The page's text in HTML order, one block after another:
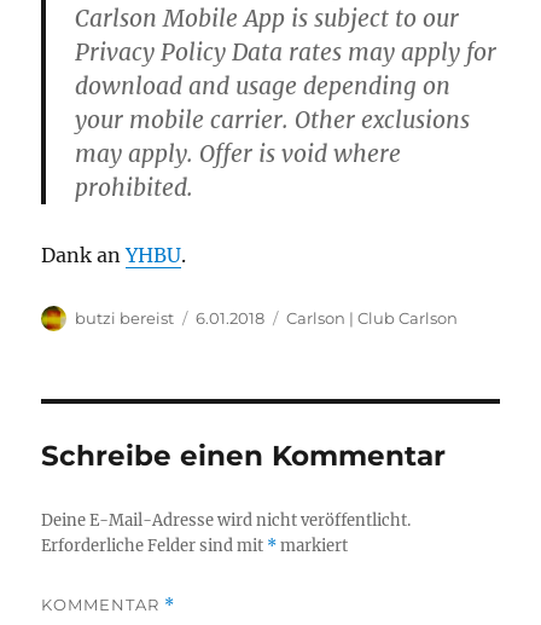
Carlson Mobile App is subject to our
Privacy Policy Data rates may apply for
download and usage depending on
your mobile carrier. Other exclusions
may apply. Offer is void where
prohibited.
Dank anYHBU.
Autor
butzi bereist
Veröffentlicht
6.01.2018 Kategorien
Carlson | Club Carlson
Schreibe einen Kommentar
Deine E-Mail-Adresse wird nicht veröffentlicht.
Erforderliche Felder sind mit *markiert
KOMMENTAR *